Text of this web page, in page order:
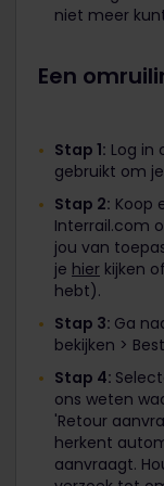
niet meer
Een
Stap 1: Log in
gebruikt om
Stap 2: Koop
Interrail.com
jou van
je hier kijken
hebt).
Stap 3: Ga
bekijken >
Stap 4:
ons weten
'Retour
herkent
aanvraagt.